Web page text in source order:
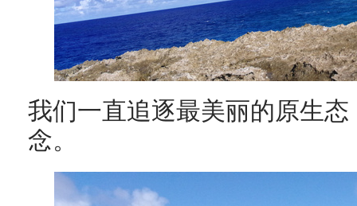
我们一直追逐最美丽的原生
念。